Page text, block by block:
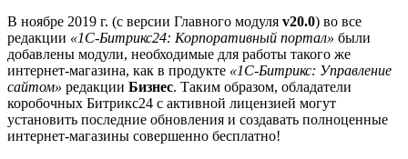
В ноябре 2019 г. (с версии Главного модуля v20.0) во все
редакции «1С-Битрикс24: Корпоративный портал» были
добавлены модули, необходимые для работы такого же
интернет-магазина, как в продукте «1С-Битрикс: Управление
сайтом» редакции Бизнес. Таким образом, обладатели
коробочных Битрикс24 с активной лицензией могут
установить последние обновления и создавать полноценные
интернет-магазины совершенно бесплатно!